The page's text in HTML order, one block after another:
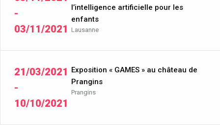
-
03/11/2021
l’intelligence artificielle pour les
enfants
Lausanne
21/03/2021
-
10/10/2021
Exposition « GAMES » au château de
Prangins
Prangins